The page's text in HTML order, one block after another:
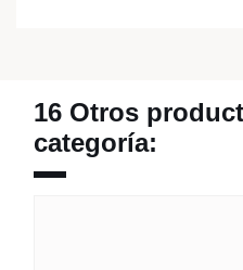
16 Otros
categoría: